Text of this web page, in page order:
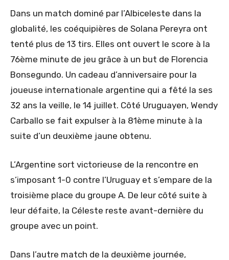
Dans un match dominé par l’Albiceleste dans la
globalité, les coéquipières de Solana Pereyra ont
tenté plus de 13 tirs. Elles ont ouvert le score à la
76ème minute de jeu grâce à un but de Florencia
Bonsegundo. Un cadeau d’anniversaire pour la
joueuse internationale argentine qui a fêté la ses
32 ans la veille, le 14 juillet. Côté Uruguayen, Wendy
Carballo se fait expulser à la 81ème minute à la
suite d’un deuxième jaune obtenu.
L’Argentine sort victorieuse de la rencontre en
s’imposant 1-0 contre l’Uruguay et s’empare de la
troisième place du groupe A. De leur côté suite à
leur défaite, la Céleste reste avant-dernière du
groupe avec un point.
Dans l’autre match de la deuxième journée,